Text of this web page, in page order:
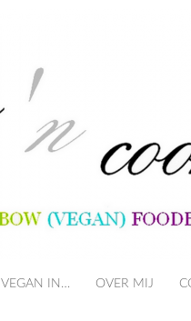
SKIP TO CONTENT
VEGAN IN… OVER MIJ